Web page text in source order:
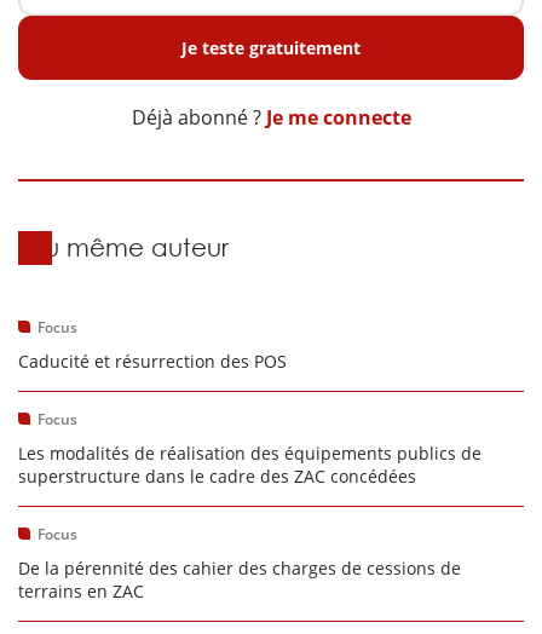
Je teste gratuitement
Déjà abonné ? Je me connecte
Du même auteur
Focus
Caducité et résurrection des POS
Focus
Les modalités de réalisation des équipements publics de
superstructure dans le cadre des ZAC concédées
Focus
De la pérennité des cahier des charges de cessions de
terrains en ZAC